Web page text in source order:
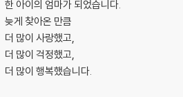
1.운동화가 작아졌다는 말
2.네가 혼자 해낸 것들
3.아직은 어린 네 뒷모습
5장 엄마의 미안함
한 아이의 엄마가 되었습니다.
늦게 찾아온 만큼
더 많이 사랑했고,
더 많이 걱정했고,
더 많이 행복했습니다.